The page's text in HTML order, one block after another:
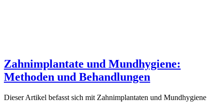
Zahnimplantate und Mundhygiene:
Methoden und Behandlungen
Dieser Artikel befasst sich mit Zahnimplantaten und Mundhygiene